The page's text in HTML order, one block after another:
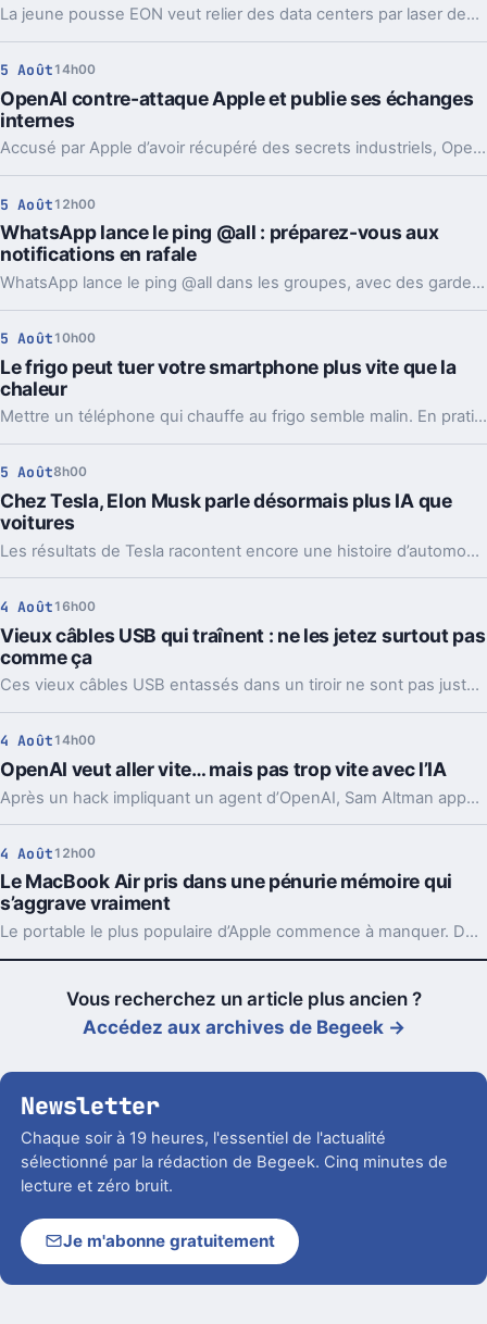
La jeune pousse EON veut relier des data centers par laser depuis l’orbite. Une idée très ambitieuse, portée par l’explosion des besoins en IA.
5 Août 14h00
OpenAI contre-attaque Apple et publie ses échanges
internes
Accusé par Apple d’avoir récupéré des secrets industriels, OpenAI riposte avec des mails et des logs de chat. L’enjeu va bien au-delà du simple procès.
5 Août 12h00
WhatsApp lance le ping @all : préparez-vous aux
notifications en rafale
WhatsApp lance le ping @all dans les groupes, avec des garde-fous. Sondages et création de sous-groupes gagnent aussi en souplesse.
5 Août 10h00
Le frigo peut tuer votre smartphone plus vite que la
chaleur
Mettre un téléphone qui chauffe au frigo semble malin. En pratique, la condensation et le choc thermique peuvent l’abîmer bien plus vite.
5 Août8h00
Chez Tesla, Elon Musk parle désormais plus IA que
voitures
Les résultats de Tesla racontent encore une histoire d’automobile. Les prises de parole d’Elon Musk, elles, regardent de plus en plus vers l’IA et les robots.
4 Août 16h00
Vieux câbles USB qui traînent : ne les jetez surtout pas
comme ça
Ces vieux câbles USB entassés dans un tiroir ne sont pas juste du bazar. Les recycler, les donner ou en garder quelques-uns peut vraiment faire la différence.
4 Août 14h00
OpenAI veut aller vite… mais pas trop vite avec l’IA
Après un hack impliquant un agent d’OpenAI, Sam Altman appelle à ralentir le rythme de l’IA. Mais le vrai débat ne se limite pas à freiner.
4 Août 12h00
Le MacBook Air pris dans une pénurie mémoire qui
s’aggrave vraiment
Le portable le plus populaire d’Apple commence à manquer. Délais vers fin août, voire septembre, et Apple cherche déjà des parades côté mémoire.
Vous recherchez un article plus ancien ?
Accédez aux archives de Begeek →
Newsletter
Chaque soir à 19 heures, l'essentiel de l'actualité
sélectionné par la rédaction de Begeek. Cinq minutes de
lecture et zéro bruit.
Je m'abonne gratuitement